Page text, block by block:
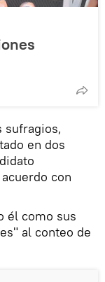
sufragios,
en dos
con
él como sus
al conteo de